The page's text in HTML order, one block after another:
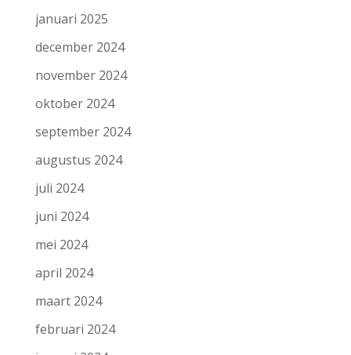
januari 2025
december 2024
november 2024
oktober 2024
september 2024
augustus 2024
juli 2024
juni 2024
mei 2024
april 2024
maart 2024
februari 2024